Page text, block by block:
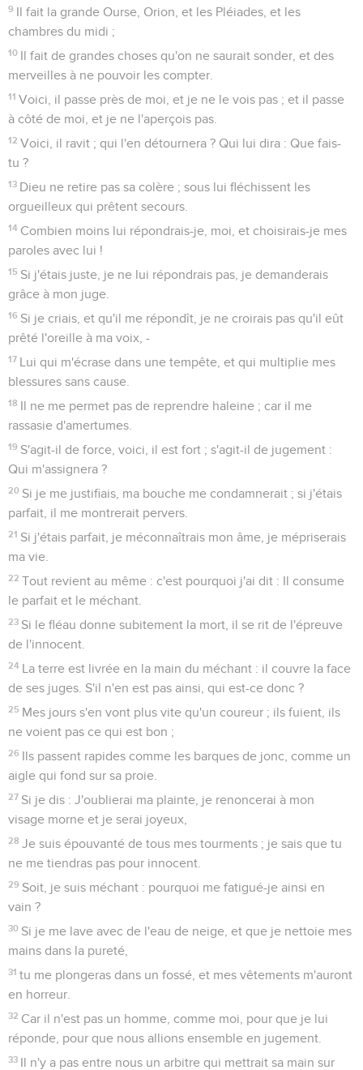
9 Il fait la grande Ourse, Orion, et les Pléiades, et les
chambres du midi ;
10 Il fait de grandes choses qu'on ne saurait sonder, et des
merveilles à ne pouvoir les compter.
11 Voici, il passe près de moi, et je ne le vois pas ; et il passe
à côté de moi, et je ne l'aperçois pas.
12 Voici, il ravit ; qui l'en détournera ? Qui lui dira : Que fais-
tu ?
13 Dieu ne retire pas sa colère ; sous lui fléchissent les
orgueilleux qui prêtent secours.
14 Combien moins lui répondrais-je, moi, et choisirais-je mes
paroles avec lui !
15 Si j'étais juste, je ne lui répondrais pas, je demanderais
grâce à mon juge.
16 Si je criais, et qu'il me répondît, je ne croirais pas qu'il eût
prêté l'oreille à ma voix, -
17 Lui qui m'écrase dans une tempête, et qui multiplie mes
blessures sans cause.
18 Il ne me permet pas de reprendre haleine ; car il me
rassasie d'amertumes.
19 S'agit-il de force, voici, il est fort ; s'agit-il de jugement :
Qui m'assignera ?
20 Si je me justifiais, ma bouche me condamnerait ; si j'étais
parfait, il me montrerait pervers.
21 Si j'étais parfait, je méconnaîtrais mon âme, je mépriserais
ma vie.
22 Tout revient au même : c'est pourquoi j'ai dit : Il consume
le parfait et le méchant.
23 Si le fléau donne subitement la mort, il se rit de l'épreuve
de l'innocent.
24 La terre est livrée en la main du méchant : il couvre la face
de ses juges. S'il n'en est pas ainsi, qui est-ce donc ?
25 Mes jours s'en vont plus vite qu'un coureur ; ils fuient, ils
ne voient pas ce qui est bon ;
26 Ils passent rapides comme les barques de jonc, comme un
aigle qui fond sur sa proie.
27 Si je dis : J'oublierai ma plainte, je renoncerai à mon
visage morne et je serai joyeux,
28 Je suis épouvanté de tous mes tourments ; je sais que tu
ne me tiendras pas pour innocent.
29 Soit, je suis méchant : pourquoi me fatigué-je ainsi en
vain ?
30 Si je me lave avec de l'eau de neige, et que je nettoie mes
mains dans la pureté,
31 tu me plongeras dans un fossé, et mes vêtements m'auront
en horreur.
32 Car il n'est pas un homme, comme moi, pour que je lui
réponde, pour que nous allions ensemble en jugement.
33 Il n'y a pas entre nous un arbitre qui mettrait sa main sur